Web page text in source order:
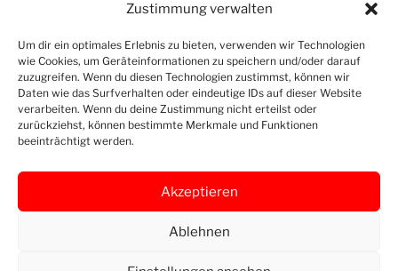
Zustimmung verwalten
Um dir ein optimales Erlebnis zu bieten, verwenden wir Technologien
wie Cookies, um Geräteinformationen zu speichern und/oder darauf
zuzugreifen. Wenn du diesen Technologien zustimmst, können wir
Daten wie das Surfverhalten oder eindeutige IDs auf dieser Website
verarbeiten. Wenn du deine Zustimmung nicht erteilst oder
zurückziehst, können bestimmte Merkmale und Funktionen
beeinträchtigt werden.
Akzeptieren
Ablehnen
Manic Markus Haas
Minimal Minimarc Musik Party Pendel
Pendelmann Programm Rock Row
Samstag Shawn Deep Simon Techno
Vinyl
Yelp